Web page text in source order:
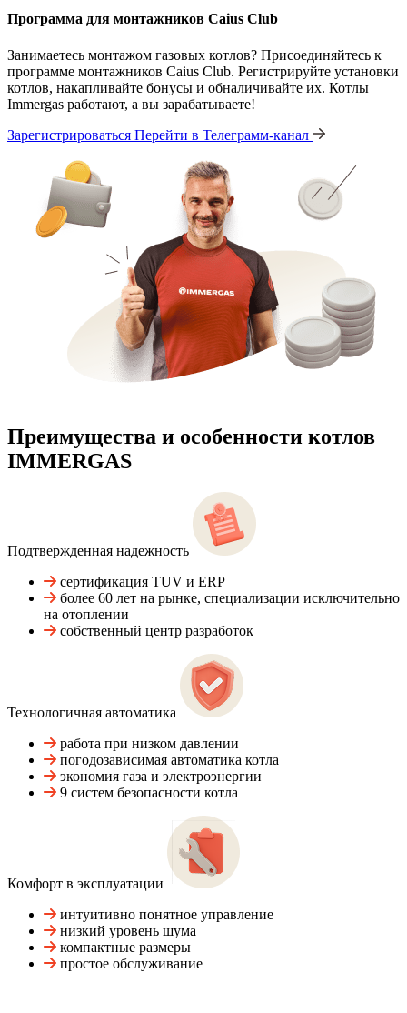
Программа для монтажников Caius Club
Занимаетесь монтажом газовых котлов? Присоединяйтесь к
программе монтажников Caius Club. Регистрируйте установки
котлов, накапливайте бонусы и обналичивайте их. Котлы
Immergas работают, а вы зарабатываете!
Зарегистрироваться Перейти в Телеграмм-канал
Преимущества и особенности котлов
IMMERGAS
Подтвержденная надежность
сертификация TUV и ERP
более 60 лет на рынке, специализации исключительно
на отоплении
собственный центр разработок
Технологичная автоматика
работа при низком давлении
погодозависимая автоматика котла
экономия газа и электроэнергии
9 систем безопасности котла
Комфорт в эксплуатации
интуитивно понятное управление
низкий уровень шума
компактные размеры
простое обслуживание